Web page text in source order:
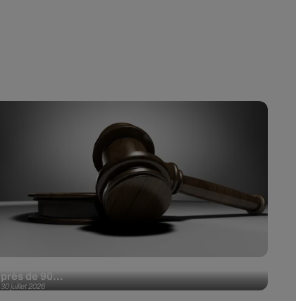
30 juillet 2026
près de 90...